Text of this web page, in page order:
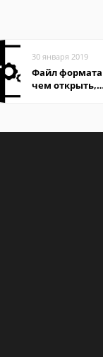
30 января 2019
Файл формата
чем открыть,